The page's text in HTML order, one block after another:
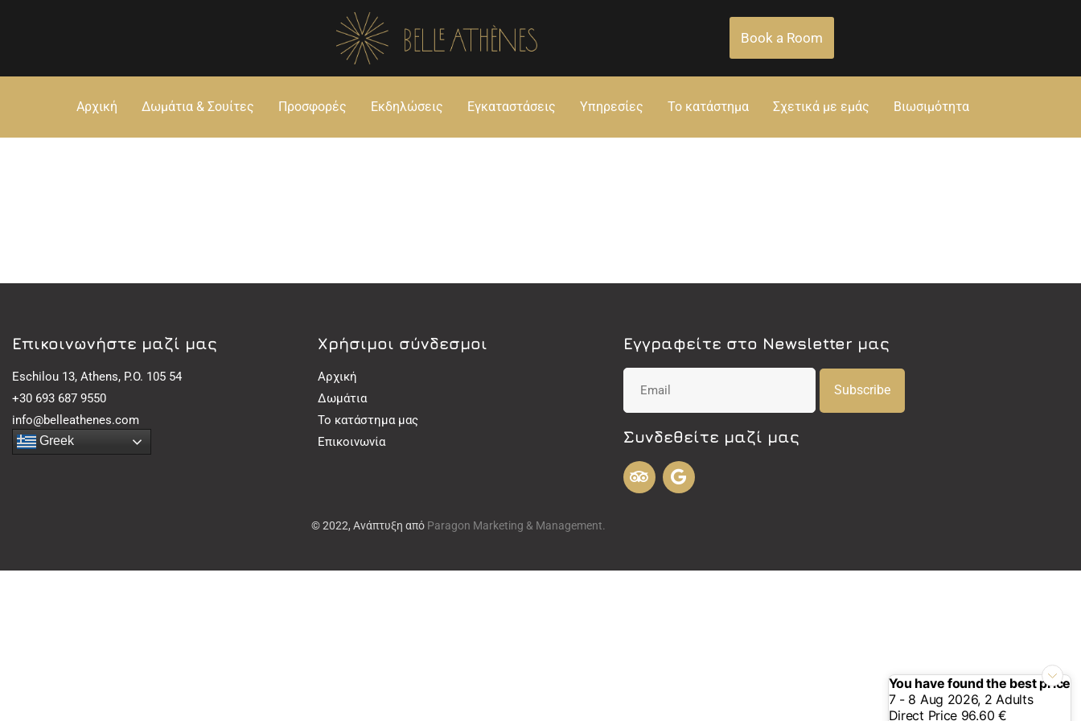
Book a Room
Αρχική Δωμάτια & Σουίτες Προσφορές Εκδηλώσεις Εγκαταστάσεις Υπηρεσίες Το κατάστημα Σχετικά με εμάς Βιωσιμότητα
Eπικοινωνήστε μαζί μας
Eschilou 13, Athens, P.O. 105 54
+30 693 687 9550
info@belleathenes.com
Greek
Χρήσιμοι σύνδεσμοι
Αρχική
Δωμάτια
Το κατάστημα μας
Επικοινωνία
Εγγραφείτε στο Newsletter μας
Subscribe
Συνδεθείτε μαζί μας
© 2022, Ανάπτυξη από Paragon Marketing & Management.